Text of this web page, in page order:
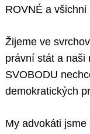
ROVNÉ a
Žijeme ve
právní stát a naši
SVOBODU
demokratických
My advokáti jsme